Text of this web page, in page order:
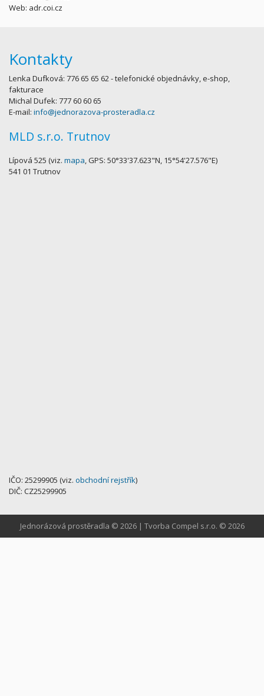
Web: adr.coi.cz
Kontakty
Lenka Dufková: 776 65 65 62 - telefonické objednávky, e-shop,
fakturace
Michal Dufek: 777 60 60 65
E-mail: info@jednorazova-prosteradla.cz
MLD s.r.o. Trutnov
Lípová 525 (viz. mapa , GPS: 50°33'37.623"N, 15°54'27.576"E)
541 01 Trutnov
IČO: 25299905 (viz. obchodní rejstřík)
DIČ: CZ25299905
Jednorázová prostěradla © 2026 | Tvorba Compel s.r.o. © 2026